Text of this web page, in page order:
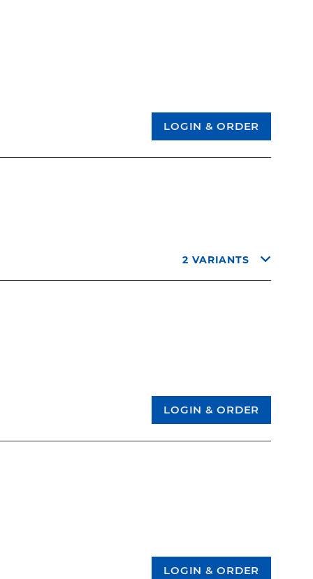
2 VARIANTS